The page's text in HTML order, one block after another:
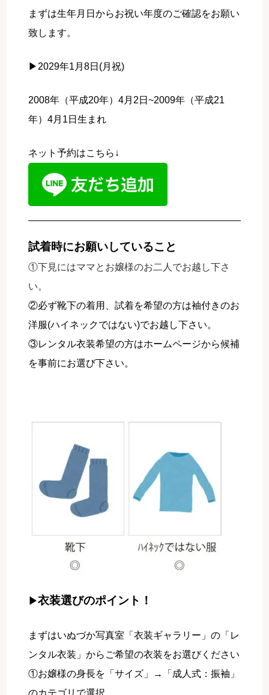
まずは生年月日からお祝い年度のご確認をお願い
致します。
▶2029年1月8日(月祝)
2008年（平成20年）4月2日~2009年（平成21
年）4月1日生まれ
ネット予約はこちら↓
試着時にお願いしていること
①下見にはママとお嬢様のお二人でお越し下さ
い。
②必ず靴下の着用、試着を希望の方は袖付きのお
洋服(ハイネックではない)でお越し下さい。
③レンタル衣装希望の方はホームページから候補
を事前にお選び下さい。
▶衣装選びのポイント！
まずはいぬづか写真室「衣装ギャラリー」の「レ
ンタル衣装」からご希望の衣装をお選びください
①お嬢様の身長を「サイズ」→「成人式：振袖」
のカテゴリで選択